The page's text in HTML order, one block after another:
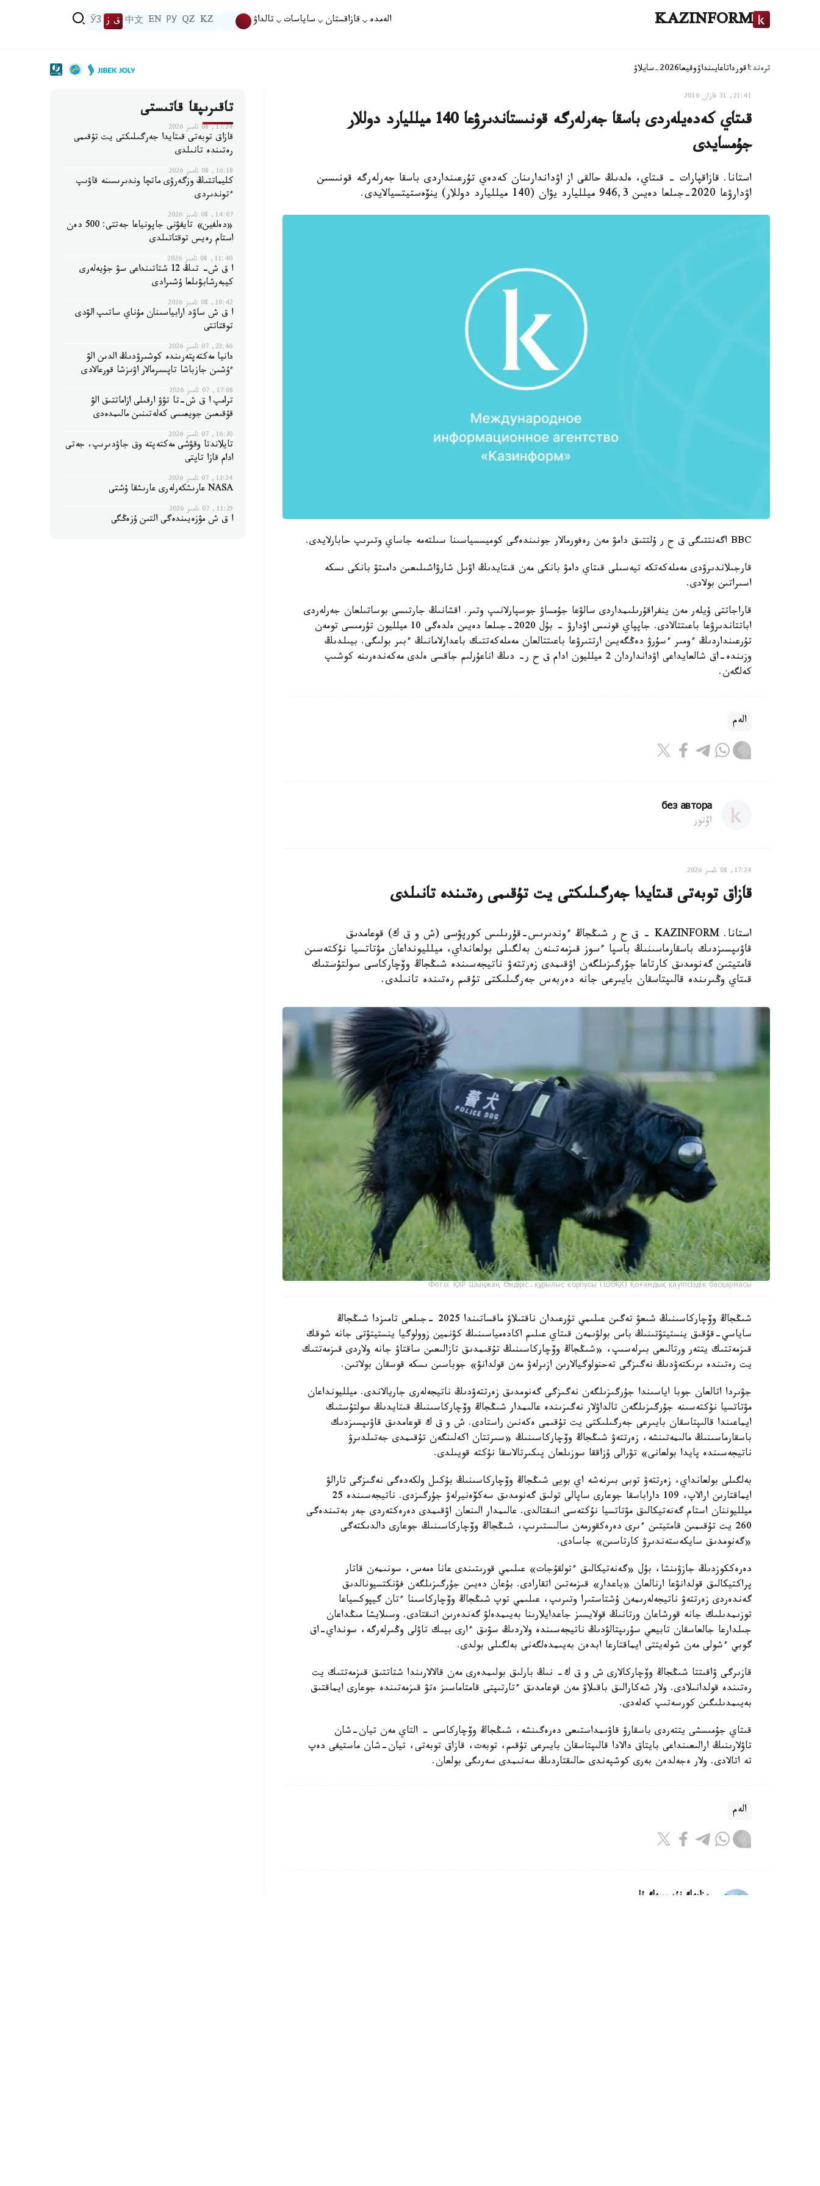
KAZINFORM الەمدە قازاقستان ساياسات تالداۋ KZ
QZ
РУ
EN
中文 ق ز ЎЗ
ترەند:اقورداتاعايىنداۋوقيعا2026-سايلاۋ
21:41, 31 قازان 2016
قىتاي كەدەيلەردى باسقا جەرلەرگە قونىستاندىرۋعا 140 ميلليارد دوللار
جۇمسايدى
استانا. قازاقپارات - قىتاي، ەلدىڭ حالقى از اۋداندارىنان كەدەي تۇرعىنداردى باسقا جەرلەرگە قونىسىن
اۋدارۋعا 2020-جىلعا دەيىن 946,3 ميلليارد يۋان (140 ميلليارد دوللار) ينۆەستيتسيالايدى.
BBC اگەنتتىگى ق ح ر ۇلتتىق دامۋ مەن رەفورمالار جونىندەگى كوميسسياسىنا سىلتەمە جاساي وتىرىپ حابارلايدى.
قارجىلاندىرۋدى مەملەكەتكە تيەسىلى قىتاي دامۋ بانكى مەن قىتايدىڭ اۋىل شارۋاشىلىعىن دامىتۋ بانكى ىسكە
اسىراتىن بولادى.
قاراجاتتى ۇيلەر مەن ينفراقۇرىلىمداردى سالۋعا جۇمساۋ جوسپارلانىپ وتىر. اقشانىڭ جارتىسى بوساتىلعان جەرلەردى
اباتتاندىرۋعا باعىتتالادى. جاپپاي قونىس اۋدارۋ - بۇل 2020-جىلعا دەيىن ەلدەگى 10 ميلليون تۇرمىسى تومەن
تۇرعىنداردىڭ ءومىر ءسۇرۋ دەڭگەيىن ارتتىرۋعا باعىتتالعان مەملەكەتتىك باعدارلامانىڭ ءبىر بولىگى. بيىلدىڭ
وزىندە-اق شالعايداعى اۋدانداردان 2 ميلليون ادام ق ح ر- دىڭ اناعۇرلىم جاقسى ەلدى مەكەندەرىنە كوشىپ
كەلگەن.
الەم
без автора
اۆتور
17:24, 08 تامىز 2026
قازاق توبەتى قىتايدا جەرگىلىكتى يت تۇقىمى رەتىندە تانىلدى
استانا. KAZINFORM – ق ح ر شىڭجاڭ ءوندىرىس-قۇرىلىس كورپۋسى (ش و ق ك) قوعامدىق
قاۋىپسىزدىك باسقارماسىنىڭ باسپا ءسوز قىزمەتىنەن بەلگىلى بولعانداي، ميلليونداعان مۋتاتسيا نۇكتەسىن
قامتيتىن گەنومدىق كارتاعا جۇرگىزىلگەن اۋقىمدى زەرتتەۋ ناتيجەسىندە شىڭجاڭ وۆچاركاسى سولتۇستىك
قىتاي وڭىرىندە قالىپتاسقان بايىرعى جانە دەربەس جەرگىلىكتى تۇقىم رەتىندە تانىلدى.
Фото: ҚХР Шыңжаң Өндіріс-құрылыс корпусы (ШӨҚК) Қоғамдық қауіпсіздік басқармасы
شىڭجاڭ وۆچاركاسىنىڭ شىعۋ تەگىن عىلىمي تۇرعىدان ناقتىلاۋ ماقساتىندا 2025 -جىلعى تامىزدا شىڭجاڭ
ساياسي-قۇقىق ينستيتۋتىنىڭ باس بولۋىمەن قىتاي عىلىم اكادەمياسىنىڭ كۋنمين زوولوگيا ينستيتۋتى جانە شوقك
قىزمەتتىك يتتەر ورتالىعى بىرلەسىپ، «شىڭجاڭ وۆچاركاسىنىڭ تۇقىمدىق تازالىعىن ساقتاۋ جانە ولاردى قىزمەتتىك
يت رەتىندە ىرىكتەۋدىڭ نەگىزگى تەحنولوگيالارىن ازىرلەۋ مەن قولدانۋ» جوباسىن ىسكە قوسقان بولاتىن.
جۋىردا اتالعان جوبا اياسىندا جۇرگىزىلگەن نەگىزگى گەنومدىق زەرتتەۋدىڭ ناتيجەلەرى جاريالاندى. ميلليونداعان
مۋتاتسيا نۇكتەسىنە جۇرگىزىلگەن تالداۋلار نەگىزىندە عالىمدار شىڭجاڭ وۆچاركاسىنىڭ قىتايدىڭ سولتۇستىك
ايماعىندا قالىپتاسقان بايىرعى جەرگىلىكتى يت تۇقىمى ەكەنىن راستادى. ش و ق ك قوعامدىق قاۋىپسىزدىك
باسقارماسىنىڭ مالىمەتىنشە، زەرتتەۋ شىڭجاڭ وۆچاركاسىنىڭ «سىرتتان اكەلىنگەن تۇقىمدى جەتىلدىرۋ
ناتيجەسىندە پايدا بولعانى» تۋرالى ۇزاققا سوزىلعان پىكىرتالاسقا نۇكتە قويىلدى.
بەلگىلى بولعانداي، زەرتتەۋ توبى بىرنەشە اي بويى شىڭجاڭ وۆچاركاسىنىڭ بۇكىل ولكەدەگى نەگىزگى تارالۋ
ايماقتارىن ارالاپ، 109 داراباسقا جوعارى ساپالى تولىق گەنومدىق سەكۆەنيرلەۋ جۇرگىزدى. ناتيجەسىندە 25
ميلليوننان استام گەنەتيكالىق مۋتاتسيا نۇكتەسى انىقتالدى. عالىمدار الىنعان اۋقىمدى دەرەكتەردى جەر بەتىندەگى
260 يت تۇقىمىن قامتيتىن ءىرى دەرەكقورمەن سالىستىرىپ، شىڭجاڭ وۆچاركاسىنىڭ جوعارى دالدىكتەگى
«گەنومدىق سايكەستەندىرۋ كارتاسىن» جاسادى.
دەرەككوزدىڭ جازۋىنشا، بۇل «گەنەتيكالىق ءتولقۇجات» عىلىمي قورىتىندى عانا ەمەس، سونىمەن قاتار
پراكتيكالىق قولدانۋعا ارنالعان «باعدار» قىزمەتىن اتقارادى. بۇعان دەيىن جۇرگىزىلگەن فۋنكتسيونالدىق
گەندەردى زەرتتەۋ ناتيجەلەرىمەن ۇشتاستىرا وتىرىپ، عىلىمي توپ شىڭجاڭ وۆچاركاسىنا ءتان گيپوكسياعا
توزىمدىلىك جانە قورشاعان ورتانىڭ قولايسىز جاعدايلارىنا بەيىمدەلۋ گەندەرىن انىقتادى. وسىلايشا مىڭداعان
جىلدارعا جالعاسقان تابيعي سۇرىپتالۋدىڭ ناتيجەسىندە ولاردىڭ سۋىق ءارى بيىك تاۋلى وڭىرلەرگە، سونداي-اق
گوبي ءشولى مەن شولەيتتى ايماقتارعا ابدەن بەيىمدەلگەنى بەلگىلى بولدى.
قازىرگى ۋاقىتتا شىڭجاڭ وۆچاركالارى ش و ق ك- نىڭ بارلىق بولىمدەرى مەن قالالارىندا شتاتتىق قىزمەتتىك يت
رەتىندە قولدانىلادى. ولار شەكارالىق باقىلاۋ مەن قوعامدىق ءتارتىپتى قامتاماسىز ەتۋ قىزمەتىندە جوعارى ايماقتىق
بەيىمدىلىگىن كورسەتىپ كەلەدى.
قىتاي جۇمىسشى يتتەردى باسقارۋ قاۋىمداستىعى دەرەگىنشە، شىڭجاڭ وۆچاركاسى - التاي مەن تيان-شان
تاۋلارىنىڭ ارالىعىنداعى بايتاق دالادا قالىپتاسقان بايىرعى تۇقىم، توبەت، قازاق توبەتى، تيان-شان ماستيفى دەپ
تە اتالادى. ولار ەجەلدەن بەرى كوشپەندى حالىقتاردىڭ سەنىمدى سەرىگى بولعان.
الەم
ريزابەك نۇسىپبەك ۇلى
تاقىرىپقا قاتىستى
17:24, 08 تامىز 2026
قازاق توبەتى قىتايدا جەرگىلىكتى يت تۇقىمى
رەتىندە تانىلدى
16:18, 08 تامىز 2026
كليماتتىڭ وزگەرۋى ماتچا وندىرىسىنە قاۋىپ
ءتوندىردى
14:07, 08 تامىز 2026
«دەلفين» تايفۋنى جاپونياعا جەتتى: 500 دەن
استام رەيس توقتاتىلدى
11:40, 08 تامىز 2026
ا ق ش- تىڭ 12 شتاتىنداعى سۋ جۇيەلەرى
كيبەرشابۋىلعا ۇشىرادى
10:42, 08 تامىز 2026
ا ق ش ساۋد ارابياسىنان مۇناي ساتىپ الۋدى
توقتاتتى
22:46, 07 تامىز 2026
دانيا مەكتەپتەرىندە كوشىرۋدىڭ الدىن الۋ
ءۇشىن جازباشا تاپسىرمالار اۋىزشا قورعالادى
17:08, 07 تامىز 2026
ترامپ ا ق ش-تا تۋۋ ارقىلى ازاماتتىق الۋ
قۇقىعىن جويعىسى كەلەتىنىن مالىمدەدى
16:30, 07 تامىز 2026
تايلاندتا وقۋشى مەكتەپتە وق جاۋدىرىپ، جەتى
ادام قازا تاپتى
13:24, 07 تامىز 2026
NASA عارىشكەرلەرى عارىشقا ۇشتى
11:25, 07 تامىز 2026
ا ق ش مۋزەيىندەگى التىن ۇزەڭگى